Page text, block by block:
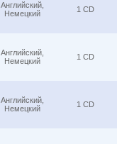
Английский,
Немецкий
1 CD
Английский,
Немецкий
1 CD
Английский,
Немецкий
1 CD